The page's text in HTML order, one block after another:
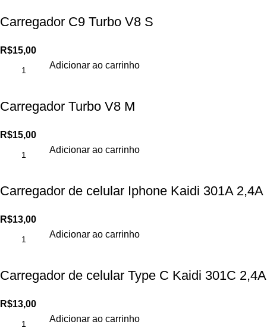
Carregador C9 Turbo V8 S
R$15,00
Adicionar ao carrinho
Carregador Turbo V8 M
R$15,00
Adicionar ao carrinho
Carregador de celular Iphone Kaidi 301A 2,4A
R$13,00
Adicionar ao carrinho
Carregador de celular Type C Kaidi 301C 2,4A
R$13,00
Adicionar ao carrinho